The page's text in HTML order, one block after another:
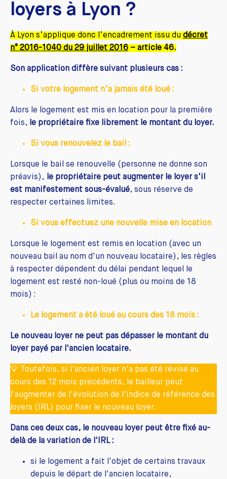
loyers à Lyon ?
À Lyon s’applique donc l’encadrement issu du décret
n° 2016-1040 du 29 juillet 2016 – article 46.
Son application diffère suivant plusieurs cas :
Si votre logement n’a jamais été loué :
Alors le logement est mis en location pour la première
fois, le propriétaire fixe librement le montant du loyer.
Si vous renouvelez le bail :
Lorsque le bail se renouvelle (personne ne donne son
préavis),
le propriétaire peut augmenter le loyer s'il
est manifestement sous-évalué, sous réserve de
respecter certaines limites.
Si vous effectuez une nouvelle mise en location
Lorsque le logement est remis en location (avec un
nouveau bail au nom d'un nouveau locataire), les règles
à respecter dépendent du délai pendant lequel le
logement est resté non-loué (plus ou moins de 18
mois) :
Le logement a été loué au cours des 18 mois :
Le nouveau loyer ne peut pas dépasser le montant du
loyer payé par l'ancien locataire.
💡 Toutefois, si l'ancien loyer n'a pas été révisé au
cours des 12 mois précédents, le bailleur peut
l'augmenter de l'évolution de l'indice de référence des
loyers (IRL) pour fixer le nouveau loyer.
Dans ces deux cas, le nouveau loyer peut être fixé au-
delà de la variation de l'IRL :
si le logement a fait l'objet de certains travaux
depuis le départ de l'ancien locataire,